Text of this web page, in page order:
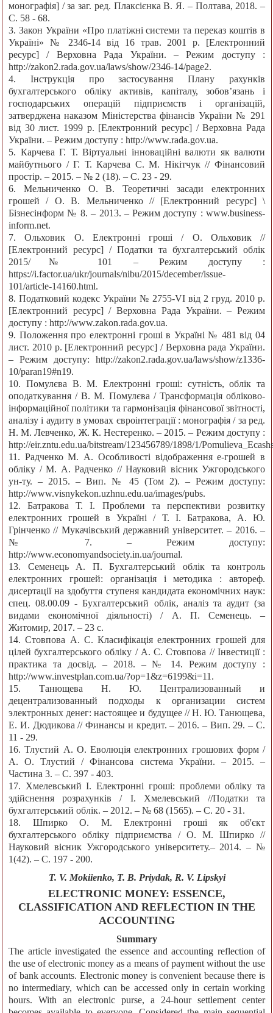
монографія] / за заг. ред. Плаксієнка В. Я. – Полтава, 2018. –
С. 58 - 68.
3. Закон України «Про платіжні системи та переказ коштів в
Україні» № 2346-14 від 16 трав. 2001 р. [Електронний
ресурс] / Верховна Рада України. – Режим доступу :
http://zakon2.rada.gov.ua/laws/show/2346-14/page2.
4. Інструкція про застосування Плану рахунків
бухгалтерського обліку активів, капіталу, зобов’язань і
господарських операцій підприємств і організацій,
затверджена наказом Міністерства фінансів України № 291
від 30 лист. 1999 р. [Електронний ресурс] / Верховна Рада
України. – Режим доступу : http://www.rada.gov.ua.
5. Карчева Г. Т. Віртуальні інноваційні валюти як валюти
майбутнього / Г. Т. Карчева С. М. Нікітчук // Фінансовий
простір. – 2015. – № 2 (18). – С. 23 - 29.
6. Мельниченко О. В. Теоретичні засади електронних
грошей / О. В. Мельниченко // [Електронний ресурс] \
Бізнесінформ № 8. – 2013. – Режим доступу : www.business-
inform.net.
7. Ольховик О. Електронні гроші / О. Ольховик //
[Електронний ресурс] / Податки та бухгалтерський облік
2015/№ 101 – Режим доступу :
https://i.factor.ua/ukr/journals/nibu/2015/december/issue-
101/article-14160.html.
8. Податковий кодекс України № 2755-VІ від 2 груд. 2010 р.
[Електронний ресурс] / Верховна Рада України. – Режим
доступу : http://www.zakon.rada.gov.ua.
9. Положення про електронні гроші в Україні № 481 від 04
лист. 2010 р. [Електронний ресурс] / Верховна рада України.
– Режим доступу: http://zakon2.rada.gov.ua/laws/show/z1336-
10/paran19#n19.
10. Помулєва В. М. Електронні гроші: сутність, облік та
оподаткування / В. М. Помулєва / Трансформація обліково-
інформаційної політики та гармонізація фінансової звітності,
аналізу і аудиту в умовах євроінтеграції : монографія / за ред.
Н. М. Левченко, Ж. К. Нестеренко. – 2015. – Режим доступу :
http://eir.zntu.edu.ua/bitstream/123456789/1898/1/
11. Радченко М. А. Особливості відображення е-грошей в
обліку / М. А. Радченко // Науковий вісник Ужгородського
ун-ту. – 2015. – Вип. № 45 (Том 2). – Режим доступу:
http://www.visnykekon.uzhnu.edu.ua/images/pubs.
12. Батракова Т. І. Проблеми та перспективи розвитку
електронних грошей в Україні / Т. І. Батракова, А. Ю.
Грінченко // Мукачівський державний університет. – 2016. –
№ 7. – Режим доступу:
http://www.economyandsociety.in.ua/journal.
13. Семенець А. П. Бухгалтерський облік та контроль
електронних грошей: організація і методика : автореф.
дисертації на здобуття ступеня кандидата економічних наук:
спец. 08.00.09 - Бухгалтерський облік, аналіз та аудит (за
видами економічної діяльності) / А. П. Семенець. –
Житомир, 2017. – 23 с.
14. Стовпова А. С. Класифікація електронних грошей для
цілей бухгалтерського обліку / А. С. Стовпова // Інвестиції :
практика та досвід. – 2018. – № 14. Режим доступу :
http://www.investplan.com.ua/?op=1&z=6199&i=11.
15. Танющева Н. Ю. Централизованный и
децентрализованный подходы к организации систем
электронных денег: настоящее и будущее // Н. Ю. Танющева,
Е. И. Дюдикова // Финансы и кредит. – 2016. – Вип. 29. – С.
11 - 29.
16. Тлустий А. О. Еволюція електронних грошових форм /
А. О. Тлустий / Фінансова система України. – 2015. –
Частина 3. – C. 397 - 403.
17. Хмелевський І. Електронні гроші: проблеми обліку та
здійснення розрахунків / І. Хмелевський //Податки та
бухгалтерський облік. – 2012. – № 68 (1565). – С. 20 - 31.
18. Шпирко О. М. Електронні гроші як об'єкт
бухгалтерського обліку підприємства / О. М. Шпирко //
Науковий вісник Ужгородського університету.– 2014. – №
1(42). – С. 197 - 200.
T. V. Mokiienko, T. B. Priydak, R. V. Lipskyi
ELECTRONIC MONEY: ESSENCE,
CLASSIFICATION AND REFLECTION IN THE
ACCOUNTING
Summary
The article investigated the essence and accounting reflection of
the use of electronic money as a means of payment without the use
of bank accounts. Electronic money is convenient because there is
no intermediary, which can be accessed only in certain working
hours. With an electronic purse, a 24-hour settlement center